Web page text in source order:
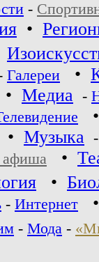
-
•
Галереи •
• Медиа -
• Музыка
афиша •
•
- Интернет
- Мода -